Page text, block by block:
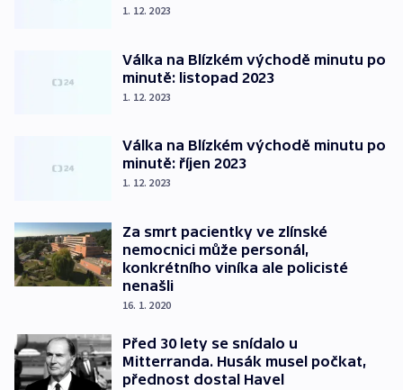
1. 12. 2023
Válka na Blízkém východě minutu po
minutě: listopad 2023
1. 12. 2023
Válka na Blízkém východě minutu po
minutě: říjen 2023
1. 12. 2023
Za smrt pacientky ve zlínské
nemocnici může personál,
konkrétního viníka ale policisté
nenašli
16. 1. 2020
Před 30 lety se snídalo u
Mitterranda. Husák musel počkat,
přednost dostal Havel